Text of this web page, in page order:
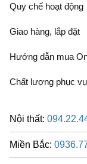
Quy chế hoạt động
Giao hàng, lắp đặt
Hướng dẫn mua
Chất lượng phục vụ
Nội thất:
Miền Bắc: